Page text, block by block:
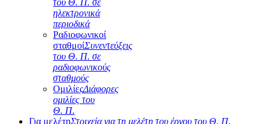
του Θ. Π. σε
ηλεκτρονικά
περιοδικά
Ραδιοφωνικοί
σταθμοίΣυνεντεύξεις
του Θ. Π. σε
ραδιοφωνικούς
σταθμούς
ΟμιλίεςΔιάφορες
ομιλίες του
Θ. Π.
Για μελέτηΣτοιχεία για τη μελέτη του έργου του Θ. Π.